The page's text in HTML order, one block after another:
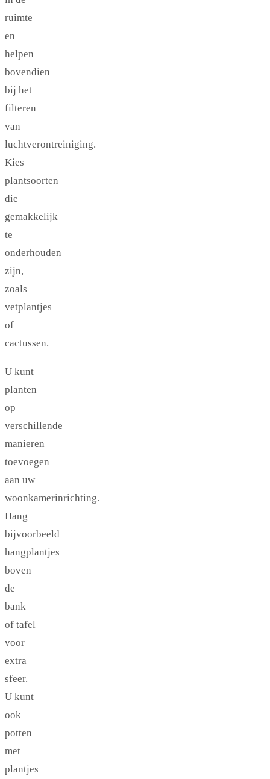
ruimte
en
helpen
bovendien
bij het
filteren
van
luchtverontreiniging.
Kies
plantsoorten
die
gemakkelijk
te
onderhouden
zijn,
zoals
vetplantjes
of
cactussen.
U kunt
planten
op
verschillende
manieren
toevoegen
aan uw
woonkamerinrichting.
Hang
bijvoorbeeld
hangplantjes
boven
de
bank
of tafel
voor
extra
sfeer.
U kunt
ook
potten
met
plantjes